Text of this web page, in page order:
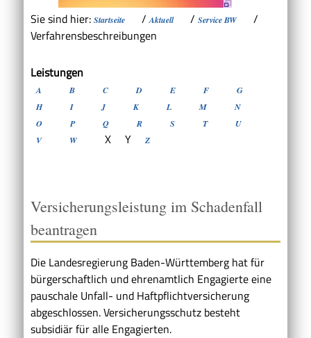
Sie sind hier: Startseite /Aktuell / Service BW
/
Verfahrensbeschreibungen
Leistungen
A B C D E F
G
H
I J K L M
N
O
P Q R S T
U
V
W X Y Z
Versicherungsleistung im Schadenfall
beantragen
Die Landesregierung Baden-Württemberg hat für
bürgerschaftlich und ehrenamtlich Engagierte eine
pauschale Unfall- und Haftpflichtversicherung
abgeschlossen. Versicherungsschutz besteht
subsidiär für alle Engagierten.